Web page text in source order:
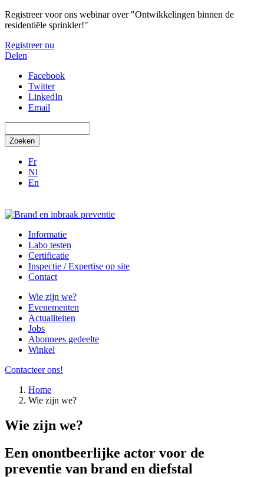
Overslaan en naar de inhoud gaan
Registreer voor ons webinar over "Ontwikkelingen binnen de
residentiële sprinkler!"
Registreer nu
Delen
Facebook
Twitter
LinkedIn
Email
Zoeken
Fr
Nl
En
Informatie
Labo testen
Certificatie
Inspectie / Expertise op site
Contact
Wie zijn we?
Evenementen
Actualiteiten
Jobs
Abonnees gedeelte
Winkel
Contacteer ons!
Home
Wie zijn we?
Wie zijn we?
Een onontbeerlijke actor voor de
preventie van brand en diefstal